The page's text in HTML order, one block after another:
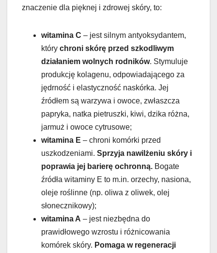
znaczenie dla pięknej i zdrowej skóry, to:
witamina C – jest silnym antyoksydantem,
który chroni skórę przed szkodliwym
działaniem wolnych rodników. Stymuluje
produkcję kolagenu, odpowiadającego za
jędrność i elastyczność naskórka. Jej
źródłem są warzywa i owoce, zwłaszcza
papryka, natka pietruszki, kiwi, dzika różna,
jarmuż i owoce cytrusowe;
witamina E – chroni komórki przed
uszkodzeniami. Sprzyja nawilżeniu skóry i
poprawia jej barierę ochronną. Bogate
źródła witaminy E to m.in. orzechy, nasiona,
oleje roślinne (np. oliwa z oliwek, olej
słonecznikowy);
witamina A – jest niezbędna do
prawidłowego wzrostu i różnicowania
komórek skóry. Pomaga w regeneracji